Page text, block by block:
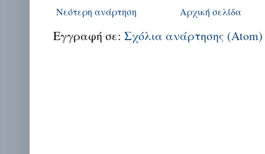
Νεότερη ανάρτηση Αρχική σελίδα
Εγγραφή σε: Σχόλια ανάρτησης (Atom)